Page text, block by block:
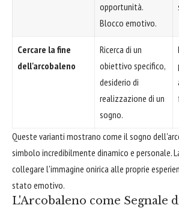
opportunità.
Blocco emotivo.
Cercare la fine
dell'arcobaleno
Ricerca di un
obiettivo specifico,
desiderio di
realizzazione di un
sogno.
Queste varianti mostrano come il sogno
simbolo incredibilmente dinamico e personale.
collegare l'immagine onirica alle proprie
stato emotivo.
L'Arcobaleno come Segnale